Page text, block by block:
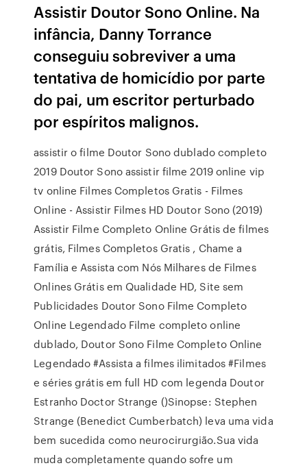
Assistir Doutor Sono Online. Na
infância, Danny Torrance
conseguiu sobreviver a uma
tentativa de homicídio por parte
do pai, um escritor perturbado
por espíritos malignos.
assistir o filme Doutor Sono dublado completo
2019 Doutor Sono assistir filme 2019 online vip
tv online Filmes Completos Gratis - Filmes
Online - Assistir Filmes HD Doutor Sono (2019)
Assistir Filme Completo Online Grátis de filmes
grátis, Filmes Completos Gratis , Chame a
Família e Assista com Nós Milhares de Filmes
Onlines Grátis em Qualidade HD, Site sem
Publicidades Doutor Sono Filme Completo
Online Legendado Filme completo online
dublado, Doutor Sono Filme Completo Online
Legendado #Assista a filmes ilimitados #Filmes
e séries grátis em full HD com legenda Doutor
Estranho Doctor Strange ()Sinopse: Stephen
Strange (Benedict Cumberbatch) leva uma vida
bem sucedida como neurocirurgião.Sua vida
muda completamente quando sofre um